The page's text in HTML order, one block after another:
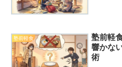
塾前軽食
塾前軽
響かな
術